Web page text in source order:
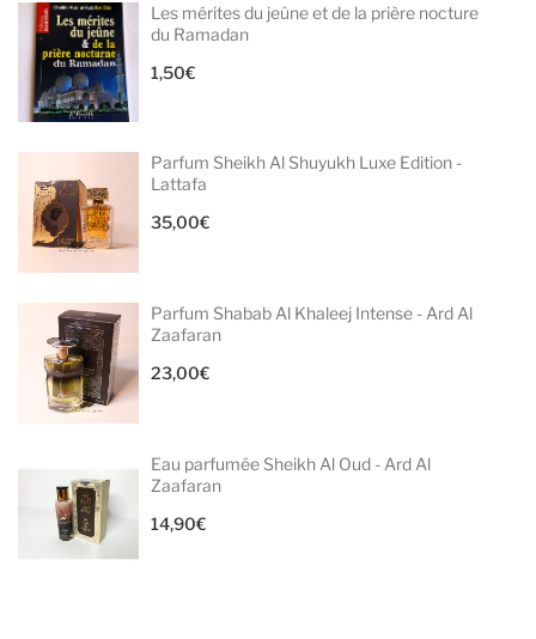
Les mérites du jeûne et de la prière nocture
du Ramadan
1,50€
Parfum Sheikh Al Shuyukh Luxe Edition -
Lattafa
35,00€
Parfum Shabab Al Khaleej Intense - Ard Al
Zaafaran
23,00€
Eau parfumée Sheikh Al Oud - Ard Al
Zaafaran
14,90€